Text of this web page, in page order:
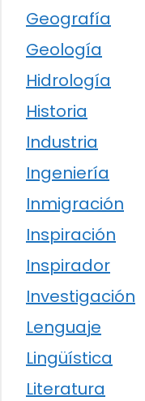
Geografía
Geología
Hidrología
Historia
Industria
Ingeniería
Inmigración
Inspiración
Inspirador
Investigación
Lenguaje
Lingüística
Literatura